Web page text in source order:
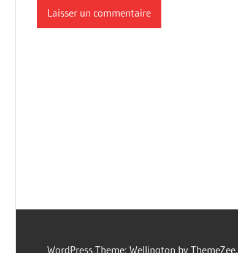
WordPress Theme: Wellington by ThemeZee.